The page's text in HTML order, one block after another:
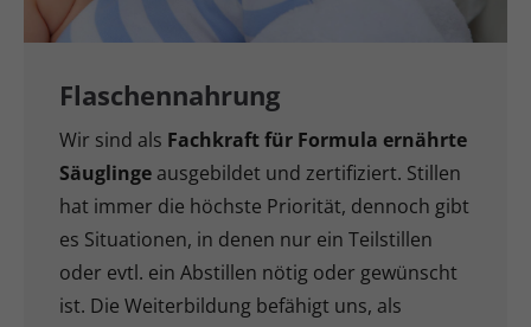
Flaschennahrung
Wir sind als Fachkraft für Formula ernährte
Säuglinge ausgebildet und zertifiziert. Stillen
hat immer die höchste Priorität, dennoch gibt
es Situationen, in denen nur ein Teilstillen
oder evtl. ein Abstillen nötig oder gewünscht
ist. Die Weiterbildung befähigt uns, als